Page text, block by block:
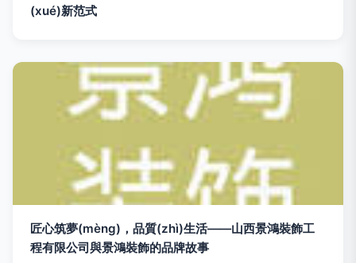
(xué)新范式
匠心筑夢(mèng)，品質(zhì)生活——山西景鴻裝飾工
程有限公司與景鴻裝飾的品牌故事